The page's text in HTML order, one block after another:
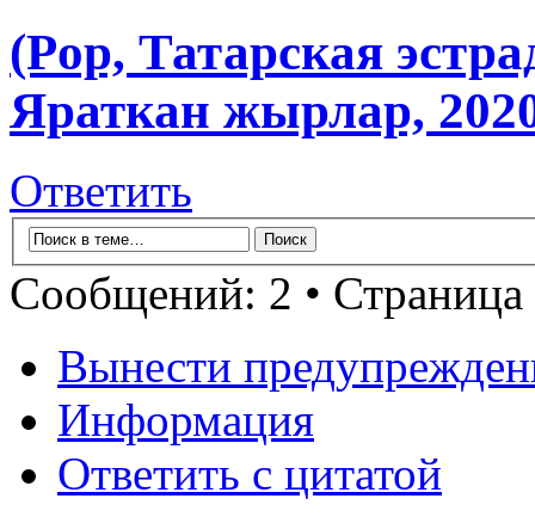
(Pop, Татарская
Яраткан жырлар,
Ответить
Сообщений: 2 • Страница
Вынести
Информация
Ответить с цитатой